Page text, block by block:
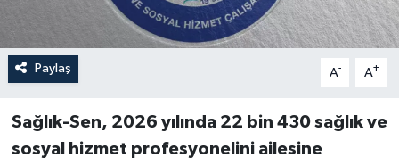
Paylaş A- A+
Sağlık-Sen, 2026 yılında 22 bin 430 sağlık ve
sosyal hizmet profesyonelini ailesine